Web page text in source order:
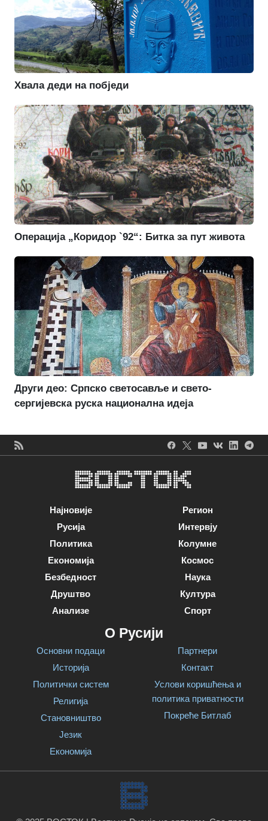
Хвала деди на побједи
Операција „Коридор `92“: Битка за пут живота
Други део: Српско светосавље и свето-
сергијевска руска национална идеја
Најновије
Русија
Политика
Економија
Безбедност
Друштво
Анализе
Регион
Интервју
Колумне
Космос
Наука
Култура
Спорт
О Русији
Основни подаци
Историја
Политички систем
Религија
Становништво
Језик
Економија
Партнери
Контакт
Услови коришћења и
политика приватности
Покреће Битлаб